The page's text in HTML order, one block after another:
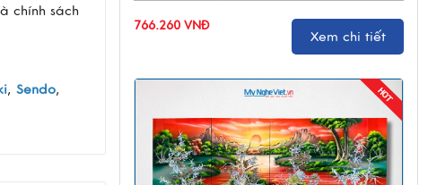
chính sách
, Sendo,
766.260 VNĐ
Xem chi tiết